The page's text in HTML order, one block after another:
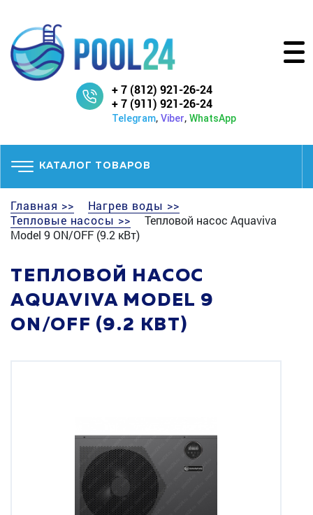
+ 7 (812) 921-26-24
+ 7 (911) 921-26-24
Telegram, Viber, WhatsApp
КАТАЛОГ ТОВАРОВ
Главная >>
Нагрев воды >>
Тепловые насосы >>
Тепловой насос Aquaviva
Model 9 ON/OFF (9.2 кВт)
ТЕПЛОВОЙ НАСОС
AQUAVIVA MODEL 9
ON/OFF (9.2 КВТ)